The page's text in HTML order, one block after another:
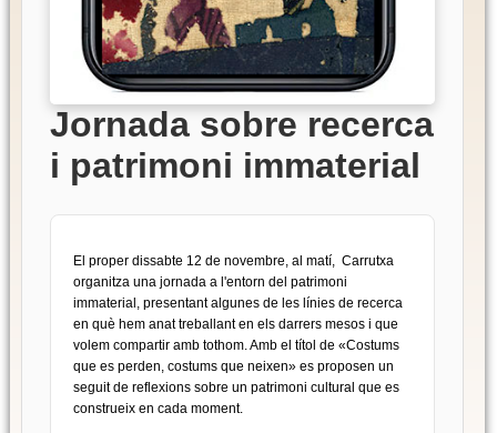
Jornada sobre recerca
i patrimoni immaterial
El proper dissabte 12 de novembre, al matí, Carrutxa
organitza una jornada a l'entorn del patrimoni
immaterial, presentant algunes de les línies de recerca
en què hem anat treballant en els darrers mesos i que
volem compartir amb tothom. Amb el títol de «Costums
que es perden, costums que neixen» es proposen un
seguit de reflexions sobre un patrimoni cultural que es
construeix en cada moment.